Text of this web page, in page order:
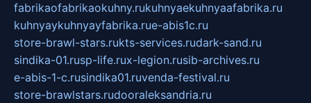
fabrikaofabrikaokuhny.rukuhnyaekuhnyaafabrika.ru
kuhnyaykuhnyayfabrika.rue-abis1c.ru
store-brawl-stars.rukts-services.rudark-sand.ru
sindika-01.rusp-life.rux-legion.rusib-archives.ru
e-abis-1-c.rusindika01.ruvenda-festival.ru
store-brawlstars.rudooraleksandria.ru